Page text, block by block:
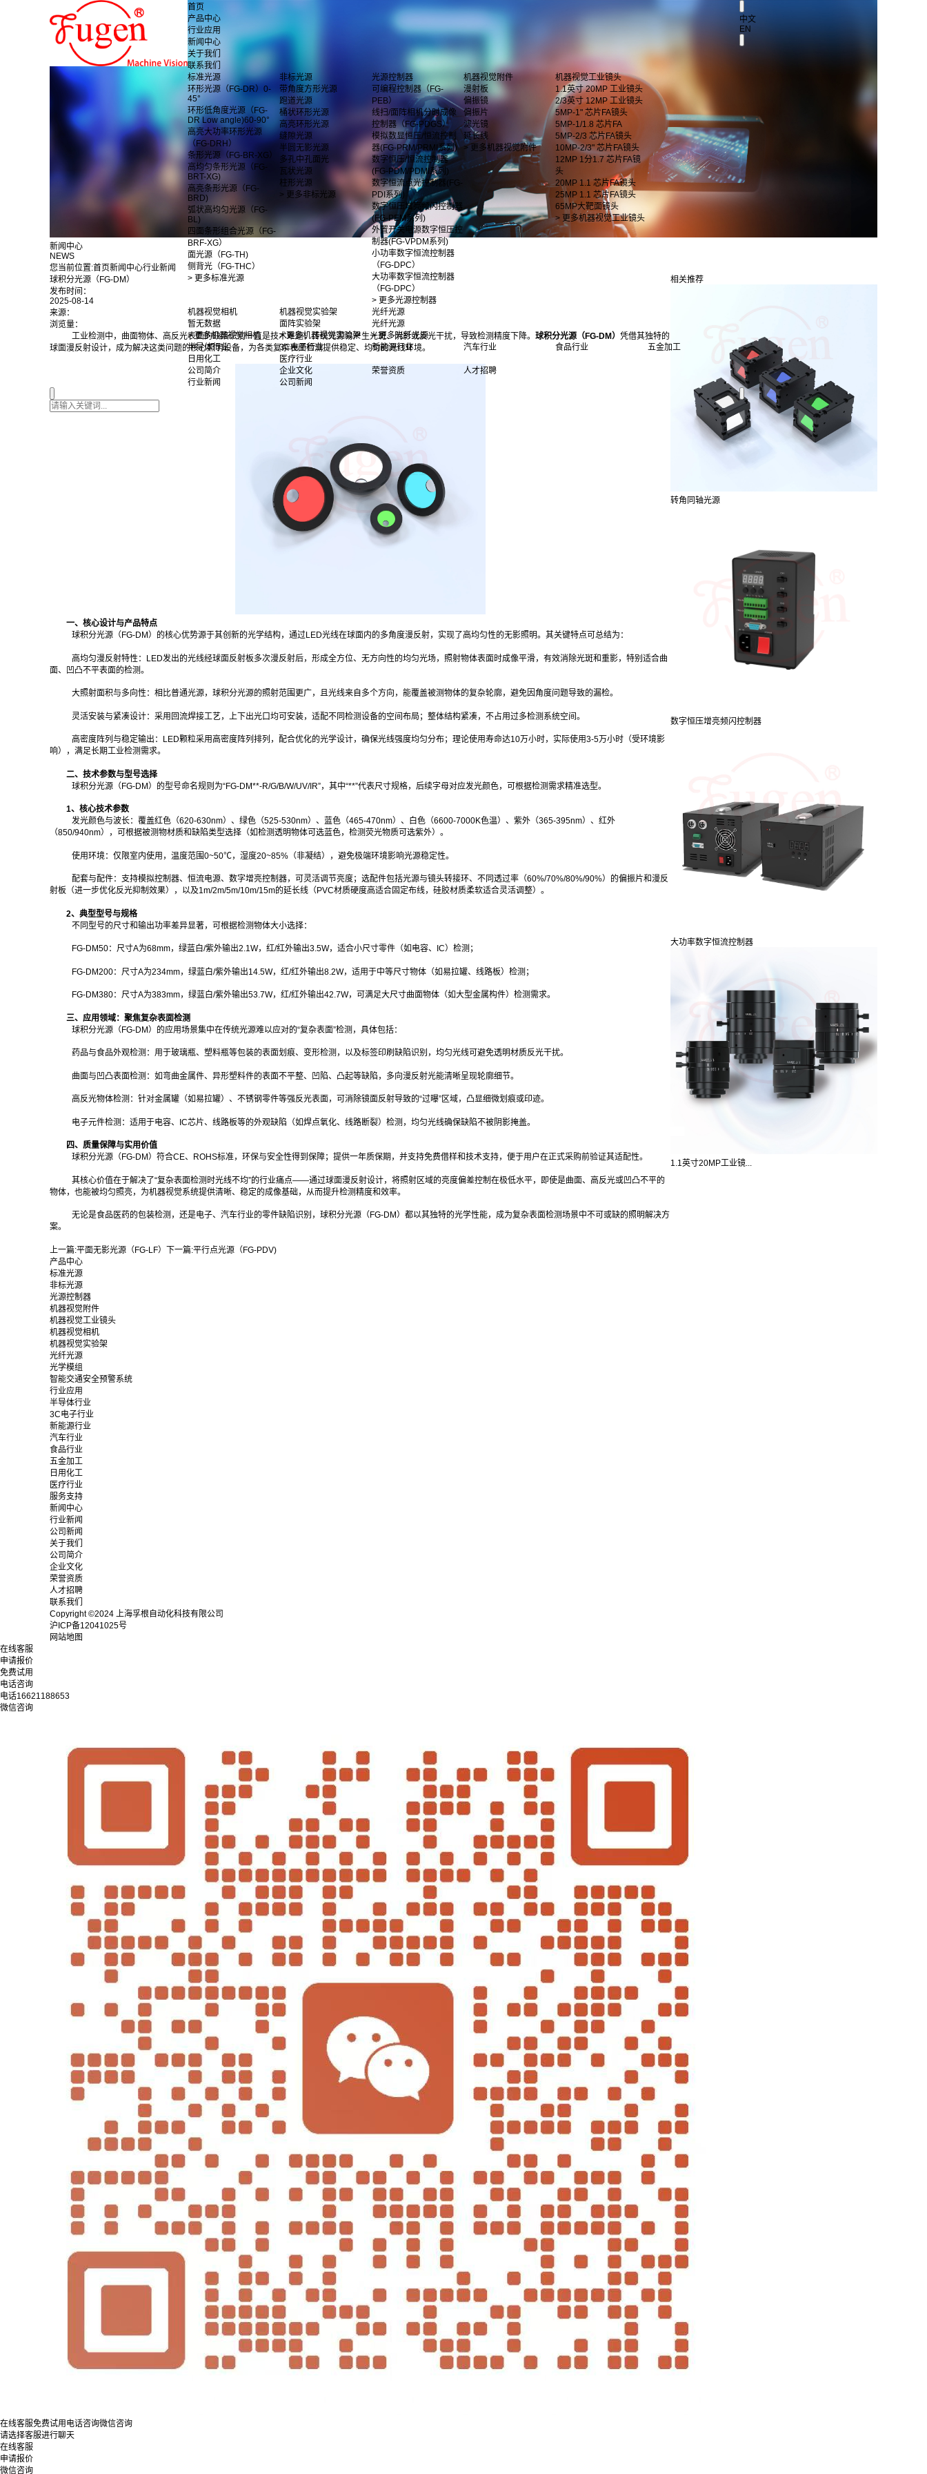
首页
产品中心
行业应用
新闻中心
关于我们
联系我们
标准光源
环形光源（FG-DR）0-
45°
环形低角度光源（FG-
DR Low angle)60-90°
高亮大功率环形光源
（FG-DRH）
条形光源（FG-BR-XG）
高均匀条形光源（FG-
BRT-XG)
高亮条形光源（FG-
BRD)
弧状高均匀光源（FG-
BL)
四面条形组合光源（FG-
BRF-XG）
面光源（FG-TH)
侧背光（FG-THC）
> 更多标准光源
非标光源
带角度方形光源
跑道光源
桶状环形光源
高亮环形光源
缝隙光源
半圆无影光源
多孔中孔面光
瓦状光源
柱形光源
> 更多非标光源
光源控制器
可编程控制器（FG-
PEB）
线扫/面阵相机分时成像
控制器（FG-PDGS）
模拟数显恒压/恒流控制
器(FG-PRM/PRMI系列)
数字恒压/恒流控制器
(FG-PDM/PDMI系列)
数字恒流点光控制器(FG-
PDI系列)
数字恒压增亮频闪控制器
(FG-PEM系列)
外置开关电源数字恒压控
制器(FG-VPDM系列)
小功率数字恒流控制器
（FG-DPC）
大功率数字恒流控制器
（FG-DPC）
> 更多光源控制器
机器视觉附件
漫射板
偏振镜
偏振片
滤光镜
延长线
> 更多机器视觉附件
机器视觉工业镜头
1.1英寸 20MP 工业镜头
2/3英寸 12MP 工业镜头
5MP-1" 芯片FA镜头
5MP-1/1.8 芯片FA
5MP-2/3 芯片FA镜头
10MP-2/3" 芯片FA镜头
12MP 1分1.7 芯片FA镜
头
20MP 1.1 芯片FA镜头
25MP 1.1 芯片FA镜头
65MP大靶面镜头
> 更多机器视觉工业镜头
机器视觉相机
暂无数据
> 更多机器视觉相机
机器视觉实验架
面阵实验架
> 更多机器视觉实验架
光纤光源
光纤光源
> 更多光纤光源
半导体行业
3C电子行业 新能源行业 汽车行业 食品行业
五金加工
日用化工
医疗行业
公司简介
企业文化 荣誉资质
人才招聘
行业新闻
公司新闻
中文
EN
新闻中心
NEWS
您当前位置:首页新闻中心行业新闻
球积分光源（FG-DM）
发布时间：
2025-08-14
来源：
浏览量：
工业检测中，曲面物体、高反光表面的缺陷识别一直是技术难题，传统光源易产生光斑、阴影或反光干扰，导致检测精度下降。 球积分光源（FG-DM） 凭借其独特的
球面漫反射设计，成为解决这类问题的核心照明设备，为各类复杂表面检测提供稳定、均匀的光线环境。
一、核心设计与产品特点
球积分光源（FG-DM）的核心优势源于其创新的光学结构，通过LED光线在球面内的多角度漫反射，实现了高均匀性的无影照明。其关键特点可总结为：
高均匀漫反射特性：LED发出的光线经球面反射板多次漫反射后，形成全方位、无方向性的均匀光场，照射物体表面时成像平滑，有效消除光斑和重影，特别适合曲
面、凹凸不平表面的检测。
大照射面积与多向性：相比普通光源，球积分光源的照射范围更广，且光线来自多个方向，能覆盖被测物体的复杂轮廓，避免因角度问题导致的漏检。
灵活安装与紧凑设计：采用回流焊接工艺，上下出光口均可安装，适配不同检测设备的空间布局；整体结构紧凑，不占用过多检测系统空间。
高密度阵列与稳定输出：LED颗粒采用高密度阵列排列，配合优化的光学设计，确保光线强度均匀分布；理论使用寿命达10万小时，实际使用3-5万小时（受环境影
响），满足长期工业检测需求。
二、技术参数与型号选择
球积分光源（FG-DM）的型号命名规则为“FG-DM**-R/G/B/W/UV/IR”，其中“**”代表尺寸规格，后续字母对应发光颜色，可根据检测需求精准选型。
1、核心技术参数
发光颜色与波长：覆盖红色（620-630nm）、绿色（525-530nm）、蓝色（465-470nm）、白色（6600-7000K色温）、紫外（365-395nm）、红外
（850/940nm），可根据被测物材质和缺陷类型选择（如检测透明物体可选蓝色，检测荧光物质可选紫外）。
使用环境：仅限室内使用，温度范围0~50℃，湿度20~85%（非凝结），避免极端环境影响光源稳定性。
配套与配件：支持模拟控制器、恒流电源、数字增亮控制器，可灵活调节亮度；选配件包括光源与镜头转接环、不同透过率（60%/70%/80%/90%）的偏振片和漫反
射板（进一步优化反光抑制效果），以及1m/2m/5m/10m/15m的延长线（PVC材质硬度高适合固定布线，硅胶材质柔软适合灵活调整）。
2、典型型号与规格
不同型号的尺寸和输出功率差异显著，可根据检测物体大小选择：
FG-DM50：尺寸A为68mm，绿蓝白/紫外输出2.1W，红/红外输出3.5W，适合小尺寸零件（如电容、IC）检测；
FG-DM200：尺寸A为234mm，绿蓝白/紫外输出14.5W，红/红外输出8.2W，适用于中等尺寸物体（如易拉罐、线路板）检测；
FG-DM380：尺寸A为383mm，绿蓝白/紫外输出53.7W，红/红外输出42.7W，可满足大尺寸曲面物体（如大型金属构件）检测需求。
三、应用领域：聚焦复杂表面检测
球积分光源（FG-DM）的应用场景集中在传统光源难以应对的“复杂表面”检测，具体包括：
药品与食品外观检测：用于玻璃瓶、塑料瓶等包装的表面划痕、变形检测，以及标签印刷缺陷识别，均匀光线可避免透明材质反光干扰。
曲面与凹凸表面检测：如弯曲金属件、异形塑料件的表面不平整、凹陷、凸起等缺陷，多向漫反射光能清晰呈现轮廓细节。
高反光物体检测：针对金属罐（如易拉罐）、不锈钢零件等强反光表面，可消除镜面反射导致的“过曝”区域，凸显细微划痕或印迹。
电子元件检测：适用于电容、IC芯片、线路板等的外观缺陷（如焊点氧化、线路断裂）检测，均匀光线确保缺陷不被阴影掩盖。
四、质量保障与实用价值
球积分光源（FG-DM）符合CE、ROHS标准，环保与安全性得到保障；提供一年质保期，并支持免费借样和技术支持，便于用户在正式采购前验证其适配性。
其核心价值在于解决了“复杂表面检测时光线不均”的行业痛点——通过球面漫反射设计，将照射区域的亮度偏差控制在极低水平，即使是曲面、高反光或凹凸不平的
物体，也能被均匀照亮，为机器视觉系统提供清晰、稳定的成像基础，从而提升检测精度和效率。
无论是食品医药的包装检测，还是电子、汽车行业的零件缺陷识别，球积分光源（FG-DM）都以其独特的光学性能，成为复杂表面检测场景中不可或缺的照明解决方
案。‍
上一篇:平面无影光源（FG-LF） 下一篇:平行点光源（FG-PDV)
相关推荐
转角同轴光源
数字恒压增亮频闪控制器
大功率数字恒流控制器
1.1英寸20MP工业镜...
产品中心
标准光源
非标光源
光源控制器
机器视觉附件
机器视觉工业镜头
机器视觉相机
机器视觉实验架
光纤光源
光学模组
智能交通安全预警系统
行业应用
半导体行业
3C电子行业
新能源行业
汽车行业
食品行业
五金加工
日用化工
医疗行业
服务支持
新闻中心
行业新闻
公司新闻
关于我们
公司简介
企业文化
荣誉资质
人才招聘
联系我们
Copyright ©2024 上海孚根自动化科技有限公司
沪ICP备12041025号
网站地图
在线客服
申请报价
免费试用
电话咨询
电话16621188653
微信咨询
在线客服免费试用 电话咨询微信咨询
请选择客服进行聊天
在线客服
申请报价
微信咨询